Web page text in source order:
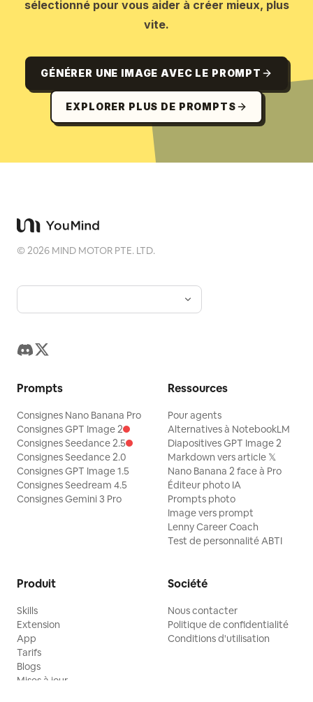
sélectionné pour vous aider à créer mieux, plus
vite.
GÉNÉRER UNE IMAGE AVEC LE PROMPT
EXPLORER PLUS DE PROMPTS
©2026 MIND MOTOR PTE. LTD.
Prompts
Consignes Nano Banana Pro
Consignes GPT Image 2
Consignes Seedance 2.5
Consignes Seedance 2.0
Consignes GPT Image 1.5
Consignes Seedream 4.5
Consignes Gemini 3 Pro
Ressources
Pour agents
Alternatives à NotebookLM
Diapositives GPT Image 2
Markdown vers article 𝕏
Nano Banana 2 face à Pro
Éditeur photo IA
Prompts photo
Image vers prompt
Lenny Career Coach
Test de personnalité ABTI
Produit
Skills
Extension
App
Tarifs
Blogs
Mises à jour
Société
Nous contacter
Politique de confidentialité
Conditions d'utilisation